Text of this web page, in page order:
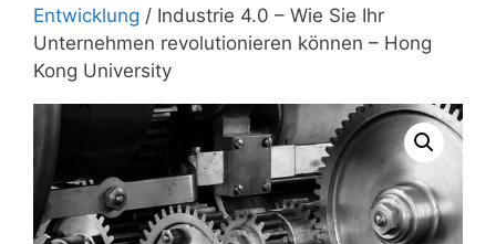
Entwicklung / Industrie 4.0 – Wie Sie Ihr
Unternehmen revolutionieren können – Hong
Kong University